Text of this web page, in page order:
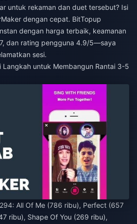
untuk rekaman dan duet tersebut? Isi
dengan cepat. BitTopup
dengan harga terbaik, keamanan
dan rating pengguna 4.9/5—saya
sesi.
Langkah untuk Membangun Rantai 3-5
All Of Me (786 ribu), Perfect (657
ribu), Shape Of You (269 ribu),